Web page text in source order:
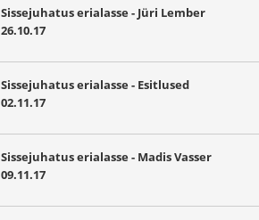
Sissejuhatus erialasse - Jüri Lember
26.10.17
Sissejuhatus erialasse - Esitlused
02.11.17
Sissejuhatus erialasse - Madis Vasser
09.11.17